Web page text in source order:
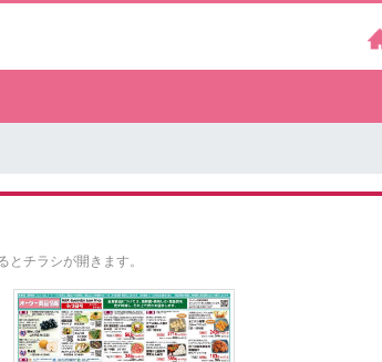
とチラシが開きます。